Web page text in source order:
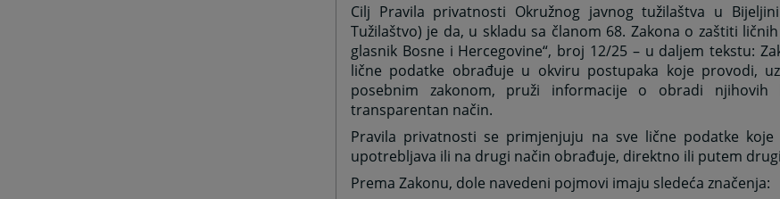
Cilj Pravila privatnosti Okružnog javnog tužilaštva u
Tužilaštvo) je da, u skladu sa članom 68. Zakona o zaštiti
glasnik Bosne i Hercegovine“, broj 12/25 – u daljem tekstu:
lične podatke obrađuje u okviru postupaka koje provodi,
posebnim zakonom, pruži informacije o obradi njihovih
transparentan način.
Pravila privatnosti se primjenjuju na sve lične podatke koje
upotrebljava ili na drugi način obrađuje, direktno ili putem
Prema Zakonu, dole navedeni pojmovi imaju sledeća značenja: